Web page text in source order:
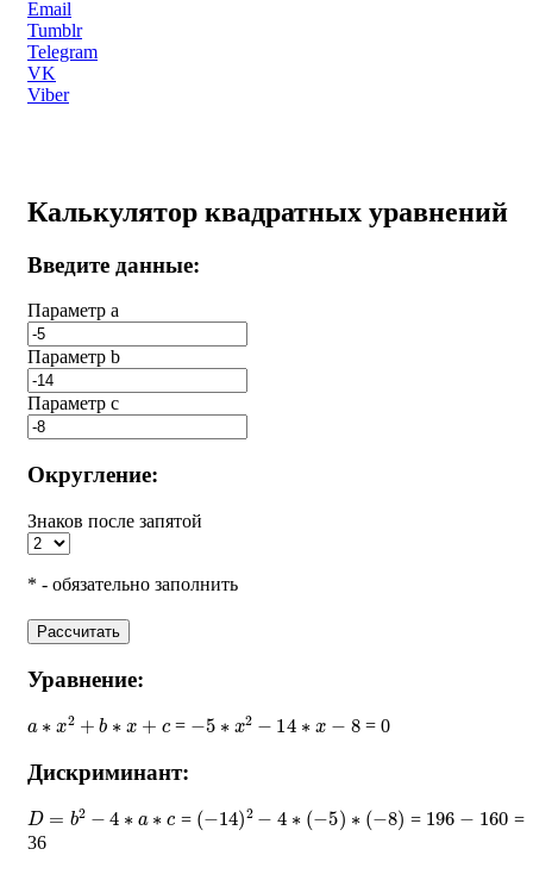
Email
Tumblr
Telegram
VK
Viber
Калькулятор квадратных уравнений
Введите данные:
Параметр a
Параметр b
Параметр с
Округление:
Знаков после запятой
* - обязательно заполнить
Рассчитать
Уравнение:
2 b ∗ = 5∗ 2− 14 ∗ = 0
Дискриминант:
D= 2− a = (− 14)2 ∗ −5 )∗ 8 = 196 160
=
36